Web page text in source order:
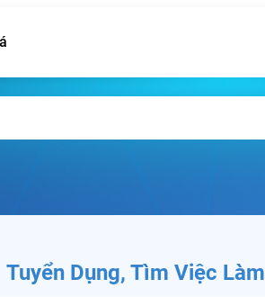
Tuyển Dụng, Tìm Việc Làm